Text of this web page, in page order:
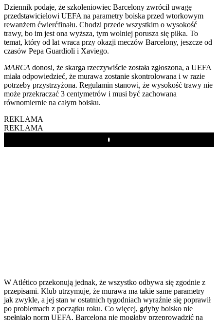
Dziennik podaje, że szkoleniowiec Barcelony zwrócił uwagę
przedstawicielowi UEFA na parametry boiska przed wtorkowym
rewanżem ćwierćfinału. Chodzi przede wszystkim o wysokość
trawy, bo im jest ona wyższa, tym wolniej porusza się piłka. To
temat, który od lat wraca przy okazji meczów Barcelony, jeszcze od
czasów Pepa Guardioli i Xaviego.
MARCA donosi, że skarga rzeczywiście została zgłoszona, a UEFA
miała odpowiedzieć, że murawa zostanie skontrolowana i w razie
potrzeby przystrzyżona. Regulamin stanowi, że wysokość trawy nie
może przekraczać 3 centymetrów i musi być zachowana
równomiernie na całym boisku.
REKLAMA
REKLAMA
Play
W Atlético przekonują jednak, że wszystko odbywa się zgodnie z
przepisami. Klub utrzymuje, że murawa ma takie same parametry
jak zwykle, a jej stan w ostatnich tygodniach wyraźnie się poprawił
po problemach z początku roku. Co więcej, gdyby boisko nie
spełniało norm UEFA, Barcelona nie mogłaby przeprowadzić na